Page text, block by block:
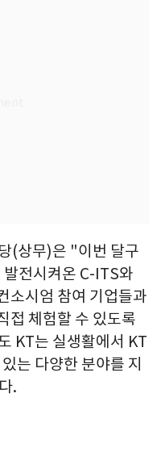
(상무)은 "이번 달구
전시켜온 C-ITS와
소시엄 참여 기업들과
접 체험할 수 있도록
KT는 실생활에서 KT
는 다양한 분야를 지
.